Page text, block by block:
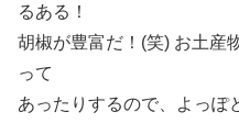
るある！
胡椒が豊富だ！(笑) お土産
って
あったりするので、よっぽ